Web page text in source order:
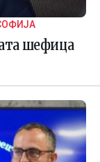
шефица